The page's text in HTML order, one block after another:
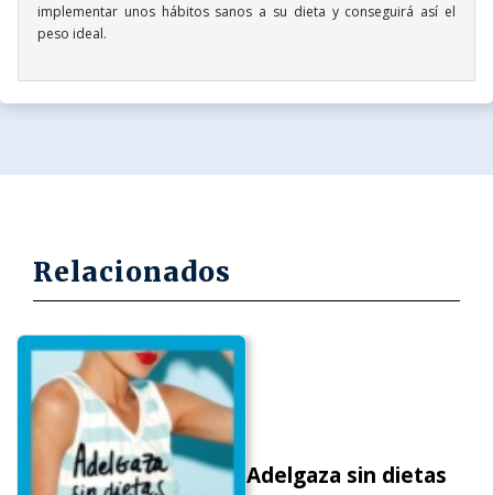
implementar unos hábitos sanos a su dieta y conseguirá así el
peso ideal.
Relacionados
Adelgaza sin dietas